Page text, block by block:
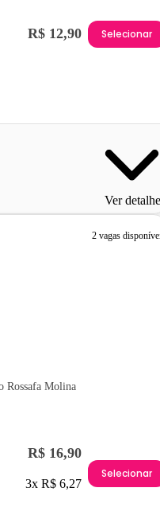
R$ 12,90 Selecionar
Ver
2 vagas
Rossafa Molina
R$ 16,90
3x R$ 6,27
Selecionar